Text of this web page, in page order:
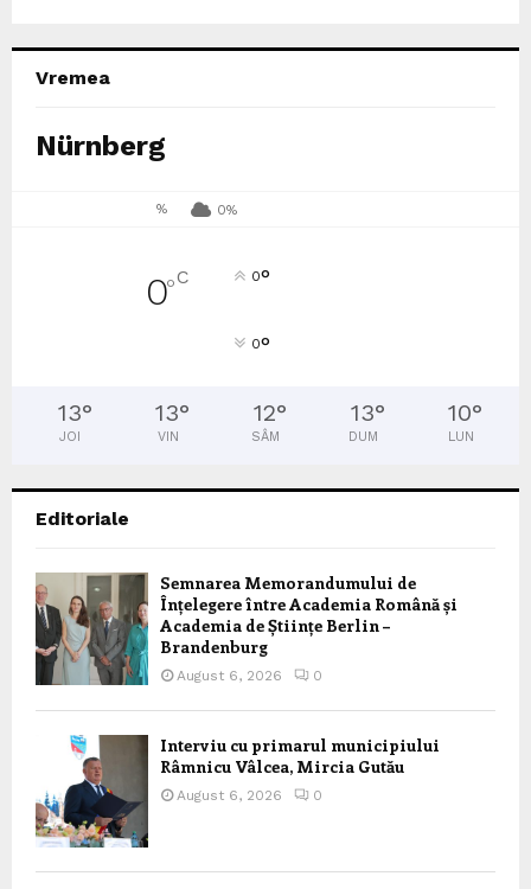
Vremea
Nürnberg
% 0%
0°C 0°
0°
13°
JOI
13°
VIN
12°
SÂM
13°
DUM
10°
LUN
Editoriale
Semnarea Memorandumului de
Înțelegere între Academia Română și
Academia de Științe Berlin –
Brandenburg
August 6, 2026 0
Interviu cu primarul municipiului
Râmnicu Vâlcea, Mircia Gutău
August 6, 2026 0